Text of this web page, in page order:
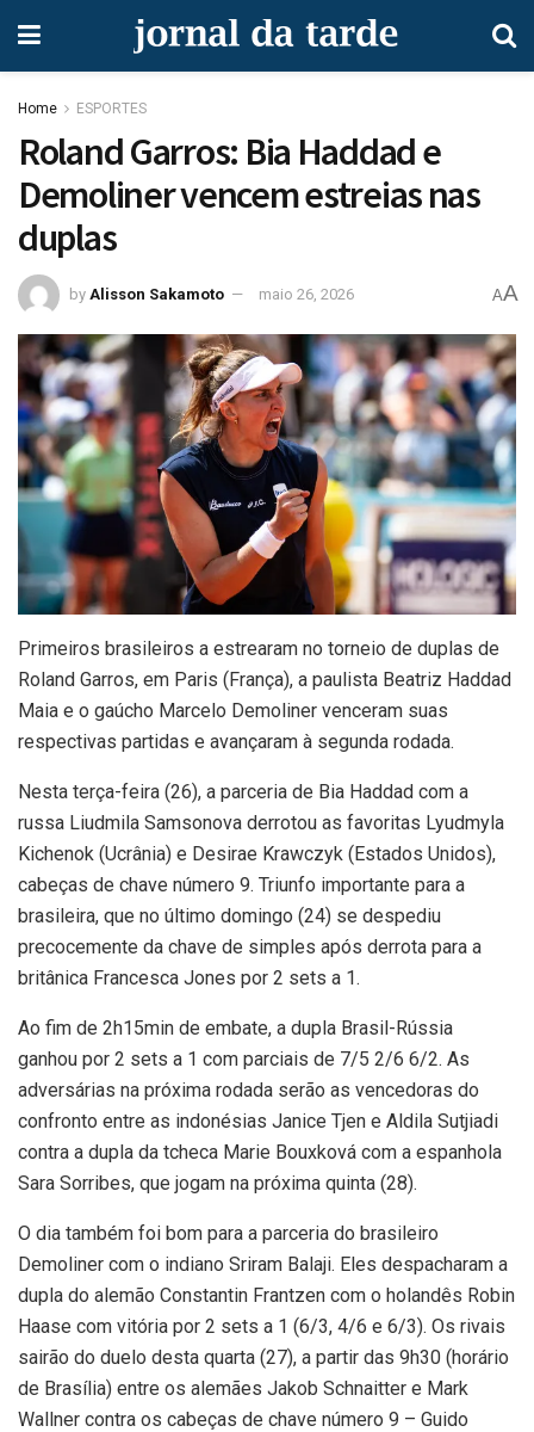
Home ESPORTES
Roland Garros: Bia Haddad e
Demoliner vencem estreias nas
duplas
by Alisson Sakamoto maio 26, 2026 AA
Primeiros brasileiros a estrearam no torneio de duplas de
Roland Garros, em Paris (França), a paulista Beatriz Haddad
Maia e o gaúcho Marcelo Demoliner venceram suas
respectivas partidas e avançaram à segunda rodada.
Nesta terça-feira (26), a parceria de Bia Haddad com a
russa Liudmila Samsonova derrotou as favoritas Lyudmyla
Kichenok (Ucrânia) e Desirae Krawczyk (Estados Unidos),
cabeças de chave número 9. Triunfo importante para a
brasileira, que no último domingo (24) se despediu
precocemente da chave de simples após derrota para a
britânica Francesca Jones por 2 sets a 1.
Ao fim de 2h15min de embate, a dupla Brasil-Rússia
ganhou por 2 sets a 1 com parciais de 7/5 2/6 6/2. As
adversárias na próxima rodada serão as vencedoras do
confronto entre as indonésias Janice Tjen e Aldila Sutjiadi
contra a dupla da tcheca Marie Bouxková com a espanhola
Sara Sorribes, que jogam na próxima quinta (28).
O dia também foi bom para a parceria do brasileiro
Demoliner com o indiano Sriram Balaji. Eles despacharam a
dupla do alemão Constantin Frantzen com o holandês Robin
Haase com vitória por 2 sets a 1 (6/3, 4/6 e 6/3). Os rivais
sairão do duelo desta quarta (27), a partir das 9h30 (horário
de Brasília) entre os alemães Jakob Schnaitter e Mark
Wallner contra os cabeças de chave número 9 – Guido